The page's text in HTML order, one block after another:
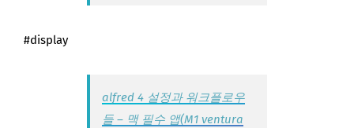
#display
alfred 4 설정과 워크플로우
들 – 맥 필수 앱(M1 ventura